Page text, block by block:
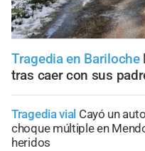
Tragedia en Bariloche
tras caer con sus
Tragedia vial Cayó un
choque múltiple en
heridos